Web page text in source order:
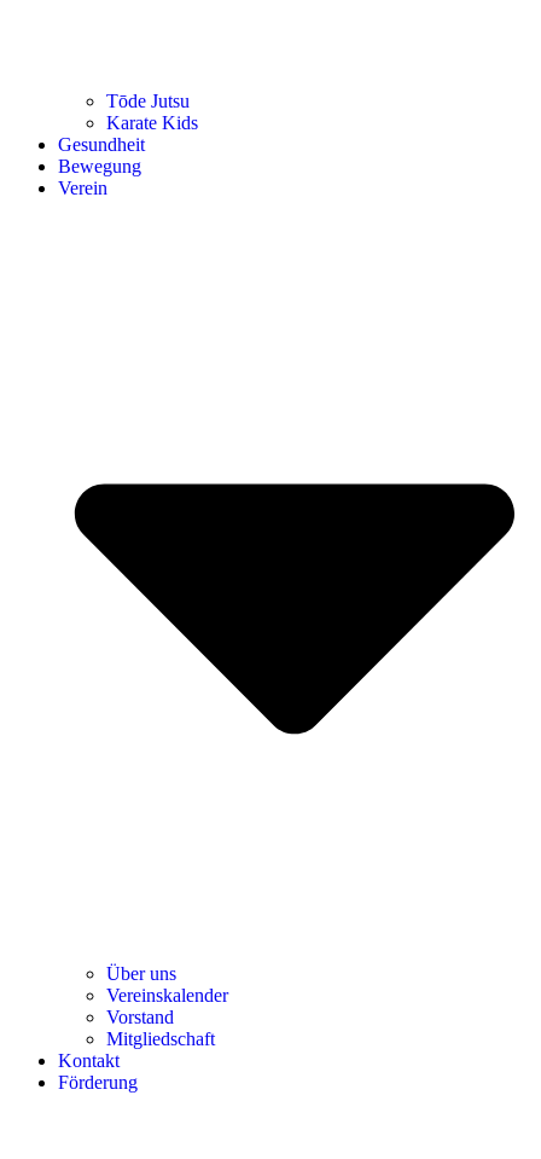
Tōde Jutsu
Kara­te Kids
Gesund­heit
Bewe­gung
Ver­ein
Über uns
Ver­einska­len­der
Vor­stand
Mit­glied­schaft
Kon­takt
För­de­rung